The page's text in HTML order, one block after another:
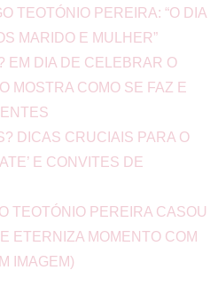
TEOTÓNIO PEREIRA: “O DIA
MARIDO E MULHER”
EM DIA DE CELEBRAR O
MOSTRA COMO SE FAZ E
DICAS CRUCIAIS PARA O
E CONVITES DE
TEOTÓNIO PEREIRA CASOU
ETERNIZA MOMENTO COM
IMAGEM)